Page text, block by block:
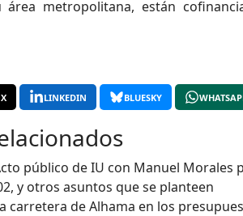
metropolitana, están
X LINKEDIN BLUESKY
público de IU con Manuel
y otros asuntos que se planteen
carretera de Alhama en los